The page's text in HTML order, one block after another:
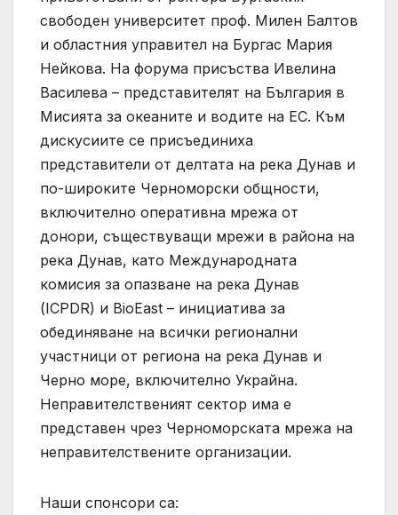
свободен университет проф. Милен Балтов
и областния управител на Бургас Мария
Нейкова. На форума присъства Ивелина
Василева – представителят на България в
Мисията за океаните и водите на ЕС. Към
дискусиите се присъединиха
представители от делтата на река Дунав и
по-широките Черноморски общности,
включително оперативна мрежа от
донори, съществуващи мрежи в района на
река Дунав, като Международната
комисия за опазване на река Дунав
(ICPDR) и BioEast – инициатива за
обединяване на всички регионални
участници от региона на река Дунав и
Черно море, включително Украйна.
Неправителственият сектор има е
представен чрез Черноморската мрежа на
неправителствените организации.
Наши спонсори са: